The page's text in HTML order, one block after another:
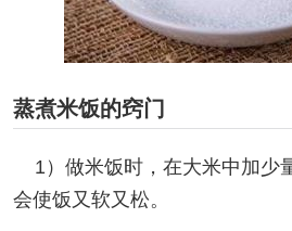
蒸煮米饭的窍门
1）做米饭时，在大米中加少
会使饭又软又松。